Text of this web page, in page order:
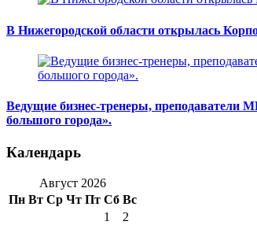
В Нижегородской области открылась
Ведущие бизнес-тренеры, преподаватели
большого города».
Календарь
Август 2026
Пн Вт Ср Чт Пт Сб Вс
1
2